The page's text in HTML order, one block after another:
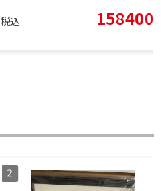
税込 158400